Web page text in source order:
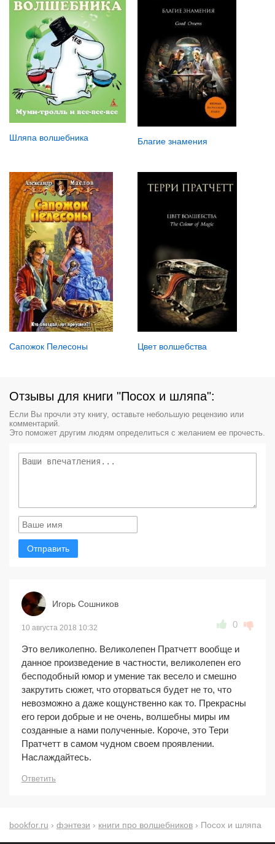
Шляпа волшебника Благие знамения
Сапожок Пелесоны Цвет волшебства
Отзывы для книги "Посох и шляпа":
Если Вы прочли эту книгу, оставьте небольшую рецензию или
комментарий.
Это поможет другим людям определиться с желанием ее прочесть.
Отправить
Игорь Сошников
10 августа 2018 10:32 0
Это великолепно. Великолепен Пратчетт вообще и
данное произведение в частности, великолепен его
бесподобный юмор и умение так весело и смешно
закрутить сюжет, что оторваться будет не то, что
невозможно а даже кощунственно как то. Прекрасны
его герои добрые и не очень, волшебны миры им
созданные а нами полученные. Короче, это Тери
Пратчетт в самом чудном своем проявлении.
Наслаждайтесь.
Ответить
bookfor.ru › фэнтези › книги про волшебников › Посох и шляпа